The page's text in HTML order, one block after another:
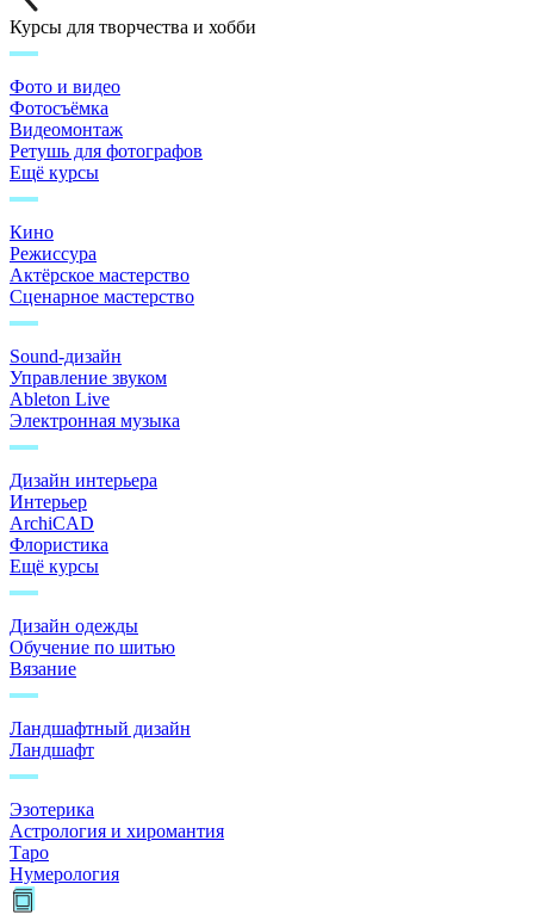
Курсы для творчества и хобби
Фото и видео
Фотосъёмка
Видеомонтаж
Ретушь для фотографов
Ещё курсы
Кино
Режиссура
Актёрское мастерство
Сценарное мастерство
Sound-дизайн
Управление звуком
Ableton Live
Электронная музыка
Дизайн интерьера
Интерьер
ArchiCAD
Флористика
Ещё курсы
Дизайн одежды
Обучение по шитью
Вязание
Ландшафтный дизайн
Ландшафт
Эзотерика
Астрология и хиромантия
Таро
Нумерология